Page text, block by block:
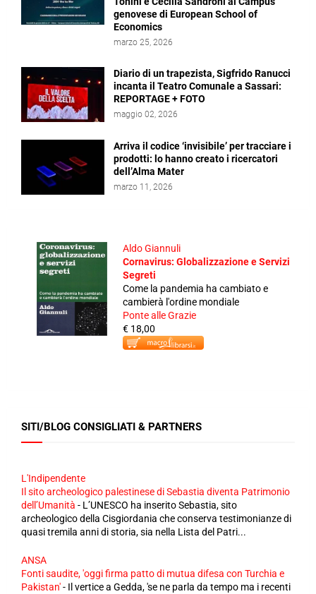
genovese di European School of
Economics
marzo 25, 2026
Diario di un trapezista, Sigfrido Ranucci
incanta il Teatro Comunale a Sassari:
REPORTAGE + FOTO
maggio 02, 2026
Arriva il codice ‘invisibile’ per tracciare i
prodotti: lo hanno creato i ricercatori
dell’Alma Mater
marzo 11, 2026
Aldo Giannuli
Cornavirus: Globalizzazione e Servizi
Segreti
Come la pandemia ha cambiato e
cambierà l'ordine mondiale
Ponte alle Grazie
€ 18,00
SITI/BLOG CONSIGLIATI & PARTNERS
L'Indipendente
Il sito archeologico palestinese di Sebastia diventa Patrimonio
dell’Umanità - L’UNESCO ha inserito Sebastia, sito
archeologico della Cisgiordania che conserva testimonianze di
quasi tremila anni di storia, sia nella Lista del Patri...
ANSA
Fonti saudite, 'oggi firma patto di mutua difesa con Turchia e
Pakistan'- Il vertice a Gedda, 'se ne parla da tempo ma i recenti